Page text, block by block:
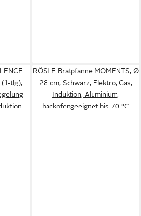
(1-tlg),
RÖSLE Bratpfanne MOMENTS, Ø
28 cm, Schwarz, Elektro, Gas,
Induktion, Aluminium,
backofengeeignet bis 70 °C